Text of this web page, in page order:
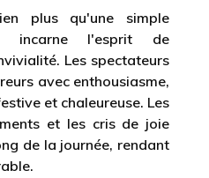
plus qu'une simple
incarne l'esprit de
Les spectateurs
avec enthousiasme,
et chaleureuse. Les
et les cris de joie
de la journée, rendant